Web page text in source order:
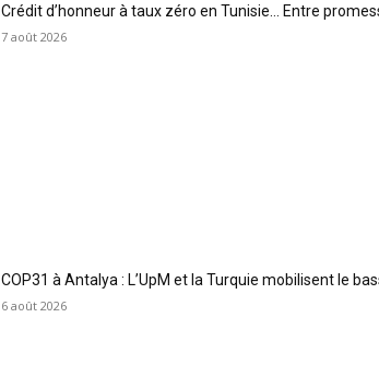
Crédit d’honneur à taux zéro en Tunisie… Entre
7 août 2026
COP31 à Antalya : L’UpM et la Turquie mobilisent le
6 août 2026